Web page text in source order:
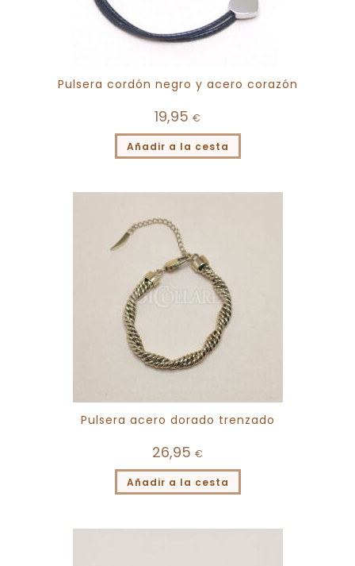
Pulsera cordón negro y acero corazón
19,95 €
Añadir a la cesta
Pulsera acero dorado trenzado
26,95 €
Añadir a la cesta